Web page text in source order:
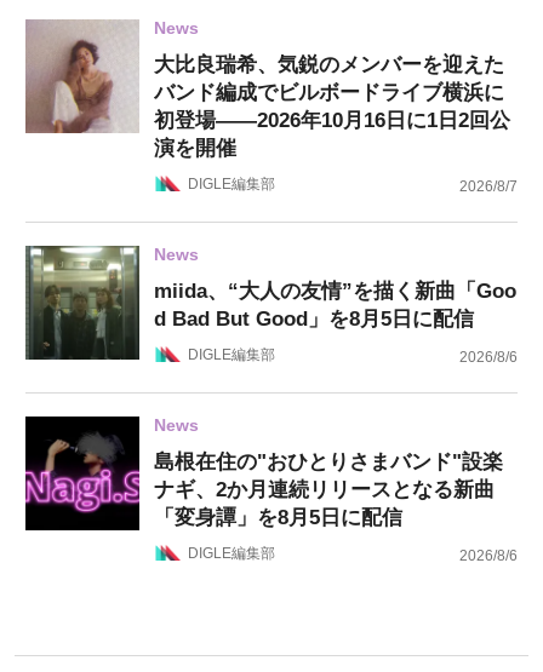
News
大比良瑞希、気鋭のメンバーを迎えた
バンド編成でビルボードライブ横浜に
初登場——2026年10月16日に1日2回公
演を開催
DIGLE編集部 2026/8/7
News
miida、“大人の友情”を描く新曲「Goo
d Bad But Good」を8月5日に配信
DIGLE編集部 2026/8/6
News
島根在住の"おひとりさまバンド"設楽
ナギ、2か月連続リリースとなる新曲
「変身譚」を8月5日に配信
DIGLE編集部 2026/8/6